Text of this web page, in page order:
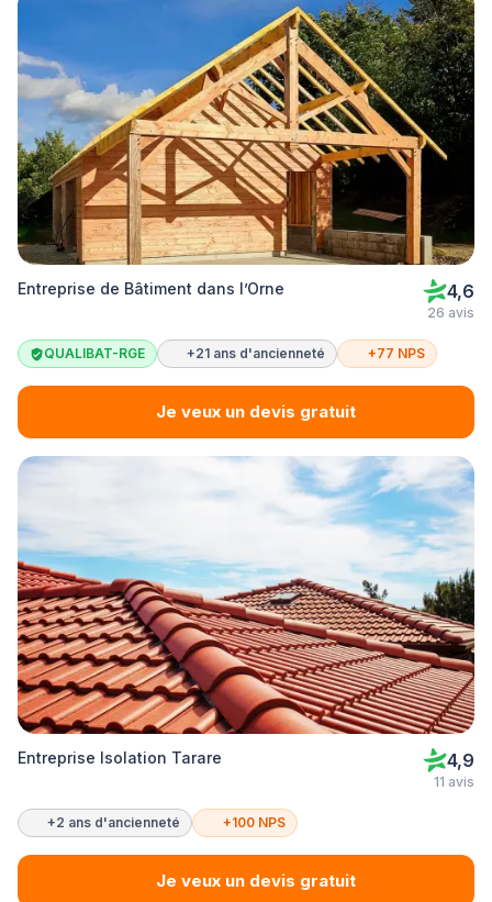
Entreprise de Bâtiment dans l’Orne 4,6
26 avis
QUALIBAT-RGE +21 ans d'ancienneté +77 NPS
Je veux un devis gratuit
Entreprise Isolation Tarare 4,9
11 avis
+2 ans d'ancienneté +100 NPS
Je veux un devis gratuit